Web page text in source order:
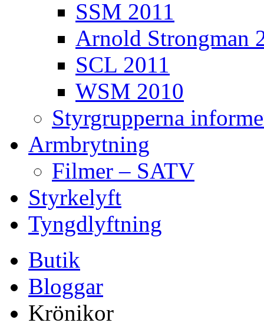
SSM 2011
Arnold Strongman
SCL 2011
WSM 2010
Styrgrupperna
Armbrytning
Filmer – SATV
Styrkelyft
Tyngdlyftning
Butik
Bloggar
Krönikor